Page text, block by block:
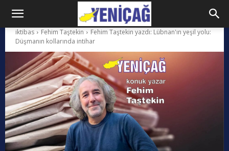
iktibas Fehim Taştekin
Fehim Taştekin yazdı: Lübnan'ın yeşil yolu:
Düşmanın kollarında intihar